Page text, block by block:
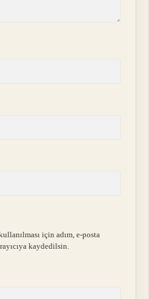
için adım, e-posta
kaydedilsin.